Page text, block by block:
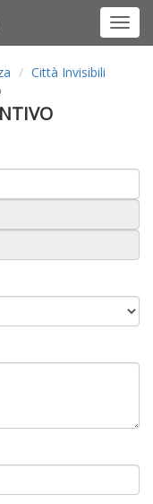
Città Invisibili